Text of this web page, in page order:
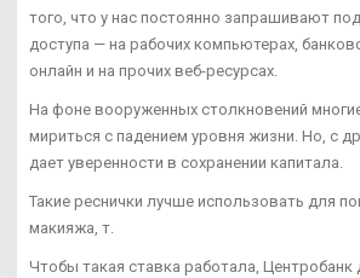
того, что у нас постоянно запрашивают
доступа — на рабочих компьютерах,
онлайн и на прочих веб-ресурсах.
На фоне вооруженных столкновений
мириться с падением уровня жизни. Но, с
дает уверенности в сохранении капитала.
Такие реснички лучше использовать для
макияжа, т.
Чтобы такая ставка работала, Центробанк